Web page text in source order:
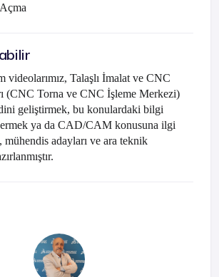
Talaşlı İmalat ve CNC
(CNC Torna ve CNC İşleme Merkezi)
geliştirmek, bu konulardaki bilgi
ya da CAD/CAM konusuna ilgi
mühendis adayları ve ara teknik